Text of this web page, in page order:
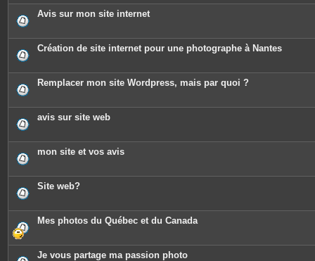
c
o
i
e
s
Avis sur mon site internet
Création de site internet pour une photographe à Nantes
Remplacer mon site Wordpress, mais par quoi ?
avis sur site web
mon site et vos avis
Site web?
Mes photos du Québec et du Canada
Je vous partage ma passion photo